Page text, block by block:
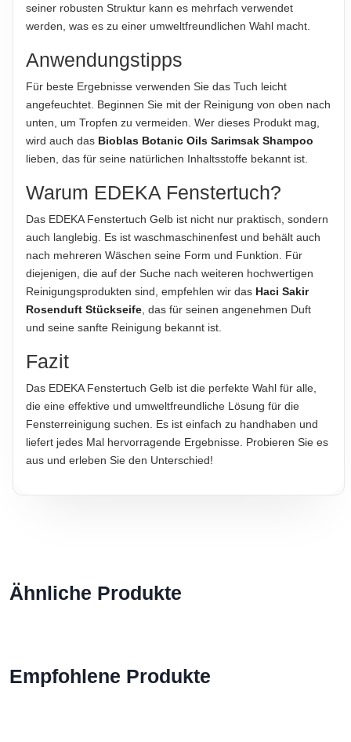
seiner robusten Struktur kann es mehrfach verwendet
werden, was es zu einer umweltfreundlichen Wahl macht.
Anwendungstipps
Für beste Ergebnisse verwenden Sie das Tuch leicht
angefeuchtet. Beginnen Sie mit der Reinigung von oben nach
unten, um Tropfen zu vermeiden. Wer dieses Produkt mag,
wird auch das Bioblas Botanic Oils Sarimsak Shampoo
lieben, das für seine natürlichen Inhaltsstoffe bekannt ist.
Warum EDEKA Fenstertuch?
Das EDEKA Fenstertuch Gelb ist nicht nur praktisch, sondern
auch langlebig. Es ist waschmaschinenfest und behält auch
nach mehreren Wäschen seine Form und Funktion. Für
diejenigen, die auf der Suche nach weiteren hochwertigen
Reinigungsprodukten sind, empfehlen wir das Haci Sakir
Rosenduft Stückseife , das für seinen angenehmen Duft
und seine sanfte Reinigung bekannt ist.
Fazit
Das EDEKA Fenstertuch Gelb ist die perfekte Wahl für alle,
die eine effektive und umweltfreundliche Lösung für die
Fensterreinigung suchen. Es ist einfach zu handhaben und
liefert jedes Mal hervorragende Ergebnisse. Probieren Sie es
aus und erleben Sie den Unterschied!
Ähnliche Produkte
Empfohlene Produkte